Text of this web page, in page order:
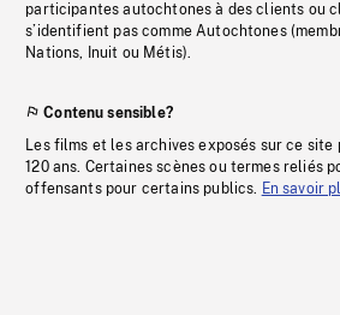
participantes autochtones à des clients ou
s’identifient pas comme Autochtones
Nations, Inuit ou Métis).
Contenu sensible?
Les films et les archives exposés sur ce site
120 ans. Certaines scènes ou termes reliés
offensants pour certains publics. En savoir